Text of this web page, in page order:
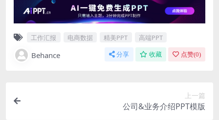
工作汇报 电商数据 精美PPT 高端PPT
Behance 分享 收藏 点赞(0)
上一篇
公司&业务介绍PPT模版